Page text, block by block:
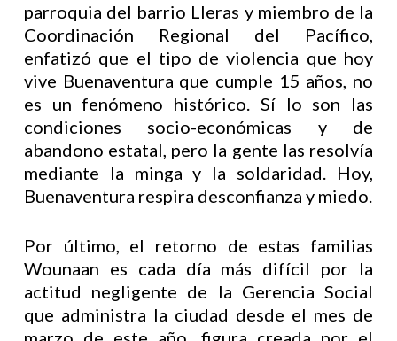
parroquia del barrio Lleras y miembro de la
Coordinación Regional del Pacífico,
enfatizó que el tipo de violencia que hoy
vive Buenaventura que cumple 15 años, no
es un fenómeno histórico. Sí lo son las
condiciones socio-económicas y de
abandono estatal, pero la gente las resolvía
mediante la minga y la soldaridad. Hoy,
Buenaventura respira desconfianza y miedo.
Por último, el retorno de estas familias
Wounaan es cada día más difícil por la
actitud negligente de la Gerencia Social
que administra la ciudad desde el mes de